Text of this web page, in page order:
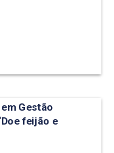
Gestão
feijão e